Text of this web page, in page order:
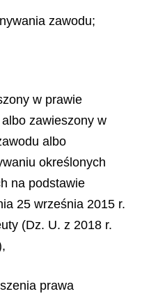
zawodu;
w prawie
zawieszony w
albo
określonych
na podstawie
25 września 2015 r.
(Dz. U. z 2018 r.
prawa